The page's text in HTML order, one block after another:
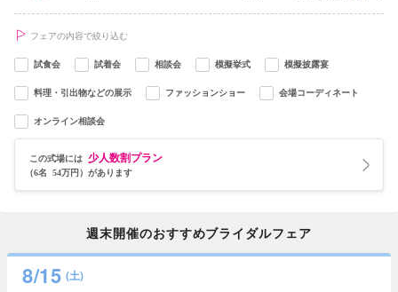
フェアの内容で絞り込む
試食会 試着会 相談会 模擬挙式 模擬披露宴
料理・引出物などの展示 ファッションショー 会場コーディネート
オンライン相談会
この式場には 少人数割プラン
（6名 54万円）があります
週末開催のおすすめブライダルフェア
8/15 (土)